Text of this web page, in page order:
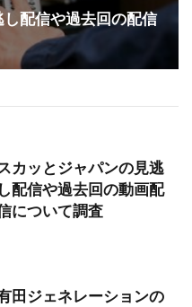
配信や過去回の配信
カッとジャパンの見逃
し配信や過去回の動画配
について調査
田ジェネレーションの